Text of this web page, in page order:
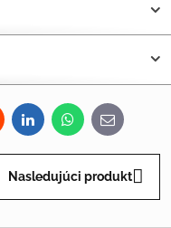
LinkedInWhatsApp
E-
mail
Nasledujúci produkt